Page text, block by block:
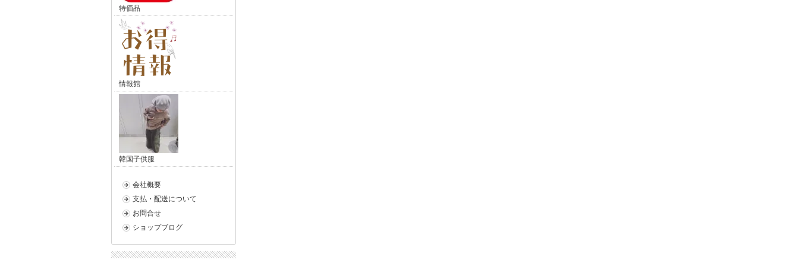
特価品
情報館
韓国子供服
会社概要
支払・配送について
お問合せ
ショップブログ